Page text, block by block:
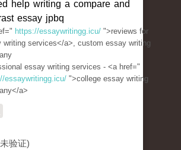
help writing a compare and
essay jpbq
https://essaywritingg.icu/ ">reviews for
writing services</a>, custom essay writing
essay writing services - <a href="
essaywritingg.icu/ ">college essay writing
a>
验证)